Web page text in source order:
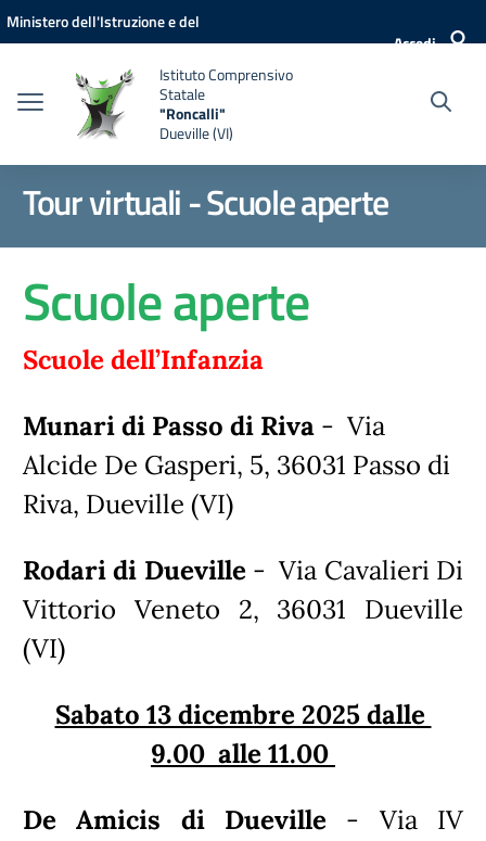
Vai ai contenuti
Vai al menu di navigazione
Vai al footer
Ministero dell'Istruzione e del
Accedi
Istituto Comprensivo
Statale
"Roncalli"
Dueville (VI)
Tour virtuali - Scuole aperte
Scuole aperte
Scuole dell’Infanzia
Munari di Passo di Riva - Via
Alcide De Gasperi, 5, 36031 Passo di
Riva, Dueville (VI)
Rodari di Dueville - Via Cavalieri Di
Vittorio Veneto 2, 36031 Dueville
(VI)
Sabato 13 dicembre 2025 dalle
9.00 alle 11.00
De Amicis di Dueville - Via IV